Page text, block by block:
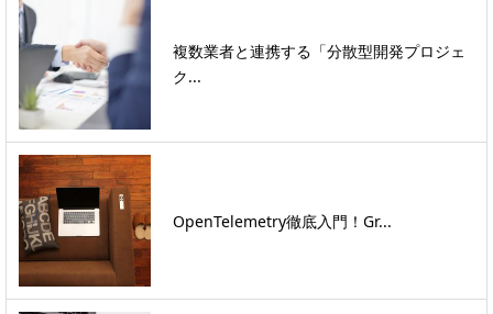
複数業者と連携する「分散型開発プロジェ
ク...
OpenTelemetry徹底入門！Gr...